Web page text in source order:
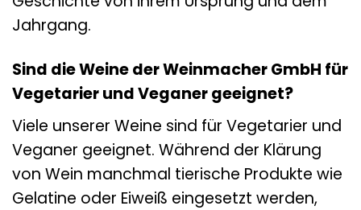
Jahrgang.
Sind die Weine der Weinmacher GmbH für
Vegetarier und Veganer geeignet?
Viele unserer Weine sind für Vegetarier und
Veganer geeignet. Während der Klärung
von Wein manchmal tierische Produkte wie
Gelatine oder Eiweiß eingesetzt werden,